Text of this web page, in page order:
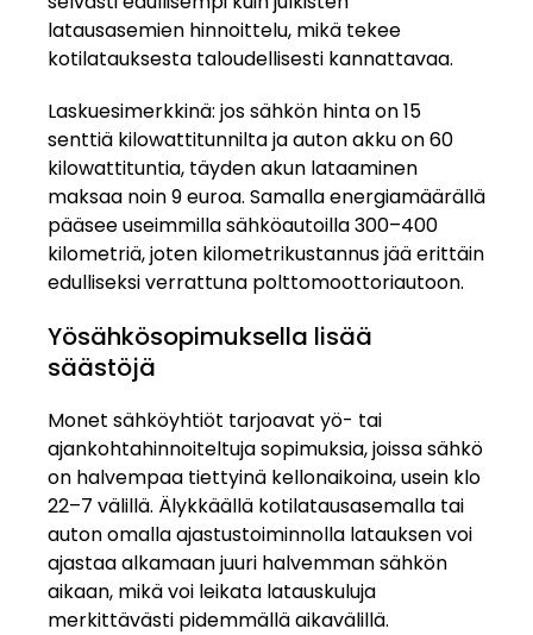
latausasemien hinnoittelu, mikä tekee
kotilatauksesta taloudellisesti kannattavaa.
Laskuesimerkkinä: jos sähkön hinta on 15
senttiä kilowattitunnilta ja auton akku on 60
kilowattituntia, täyden akun lataaminen
maksaa noin 9 euroa. Samalla energiamäärällä
pääsee useimmilla sähköautoilla 300–400
kilometriä, joten kilometrikustannus jää erittäin
edulliseksi verrattuna polttomoottoriautoon.
Yösähkösopimuksella lisää
säästöjä
Monet sähköyhtiöt tarjoavat yö- tai
ajankohtahinnoiteltuja sopimuksia, joissa sähkö
on halvempaa tiettyinä kellonaikoina, usein klo
22–7 välillä. Älykkäällä kotilatausasemalla tai
auton omalla ajastustoiminnolla latauksen voi
ajastaa alkamaan juuri halvemman sähkön
aikaan, mikä voi leikata latauskuluja
merkittävästi pidemmällä aikavälillä.